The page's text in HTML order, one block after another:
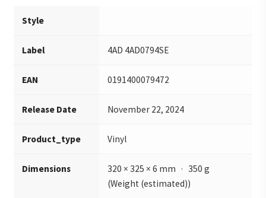
Style
Label 4AD 4AD0794SE
EAN 0191400079472
Release Date November 22, 2024
Product_type Vinyl
Dimensions
320 × 325 × 6 mm · 350 g
(Weight (estimated))